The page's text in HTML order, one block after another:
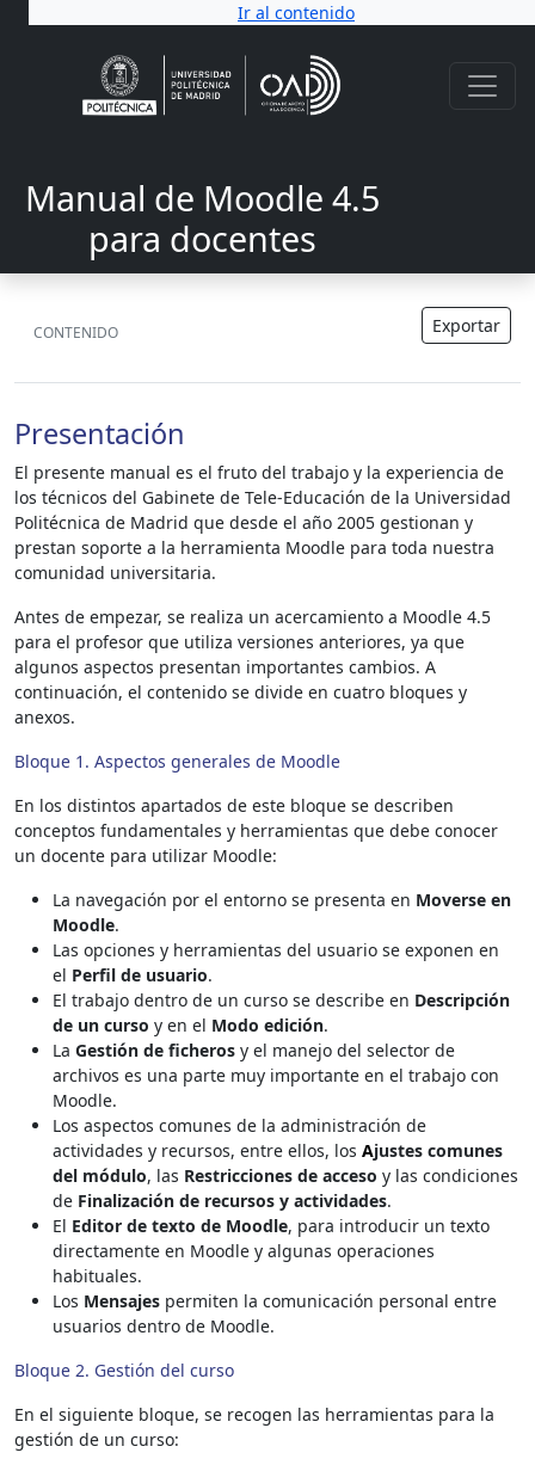
Ir al contenido
Manual de Moodle 4.5
para docentes
CONTENIDO Exportar
Presentación
El presente manual es el fruto del trabajo y la experiencia de
los técnicos del Gabinete de Tele-Educación de la Universidad
Politécnica de Madrid que desde el año 2005 gestionan y
prestan soporte a la herramienta Moodle para toda nuestra
comunidad universitaria.
Antes de empezar, se realiza un acercamiento a Moodle 4.5
para el profesor que utiliza versiones anteriores, ya que
algunos aspectos presentan importantes cambios. A
continuación, el contenido se divide en cuatro bloques y
anexos.
Bloque 1. Aspectos generales de Moodle
En los distintos apartados de este bloque se describen
conceptos fundamentales y herramientas que debe conocer
un docente para utilizar Moodle:
La navegación por el entorno se presenta en Moverse en
Moodle.
Las opciones y herramientas del usuario se exponen en
el Perfil de usuario.
El trabajo dentro de un curso se describe en Descripción
de un curso y en el Modo edición.
La Gestión de ficheros y el manejo del selector de
archivos es una parte muy importante en el trabajo con
Moodle.
Los aspectos comunes de la administración de
actividades y recursos, entre ellos, los Ajustes comunes
del módulo, las Restricciones de acceso y las condiciones
de Finalización de recursos y actividades.
El Editor de texto de Moodle, para introducir un texto
directamente en Moodle y algunas operaciones
habituales.
Los Mensajes permiten la comunicación personal entre
usuarios dentro de Moodle.
Bloque 2. Gestión del curso
En el siguiente bloque, se recogen las herramientas para la
gestión de un curso: